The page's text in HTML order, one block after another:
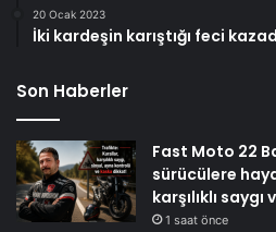
20 Ocak 2023
İki kardeşin karıştığı feci
Son Haberler
Fast Moto 22
sürücülere
karşılıklı
1 saat önce